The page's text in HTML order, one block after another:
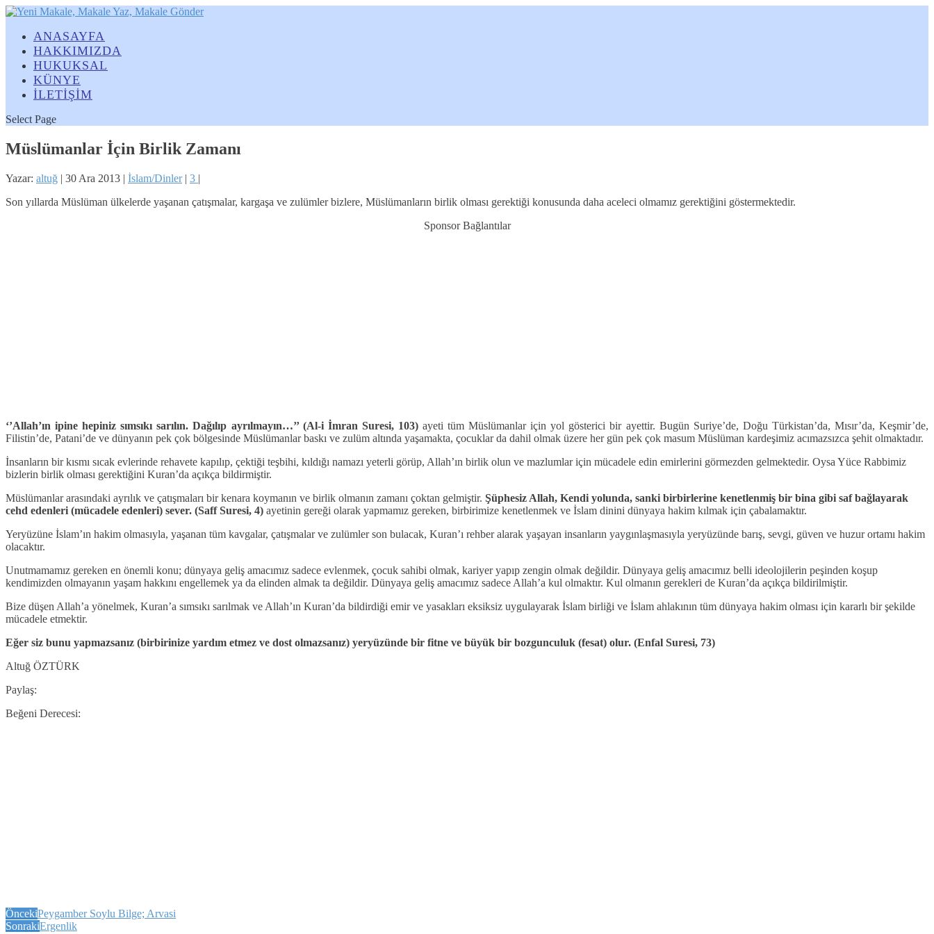
ANASAYFA
HAKKIMIZDA
HUKUKSAL
KÜNYE
İLETİŞİM
Select Page
Müslümanlar İçin Birlik Zamanı
Yazar: altuğ | 30 Ara 2013 | İslam/Dinler| 3 |
Son yıllarda Müslüman ülkelerde yaşanan çatışmalar, kargaşa ve zulümler bizlere, Müslümanların birlik olması gerektiği konusunda daha aceleci olmamız gerektiğini göstermektedir.
Sponsor Bağlantılar
‘’Allah’ın ipine hepiniz sımsıkı sarılın. Dağılıp ayrılmayın…’’ (Al-i İmran Suresi, 103)ayeti tüm Müslümanlar için yol gösterici bir ayettir. Bugün Suriye’de, Doğu Türkistan’da, Mısır’da, Keşmir’de,
Filistin’de, Patani’de ve dünyanın pek çok bölgesinde Müslümanlar baskı ve zulüm altında yaşamakta, çocuklar da dahil olmak üzere her gün pek çok masum Müslüman kardeşimiz acımazsızca şehit olmaktadır.
İnsanların bir kısmı sıcak evlerinde rehavete kapılıp, çektiği teşbihi, kıldığı namazı yeterli görüp, Allah’ın birlik olun ve mazlumlar için mücadele edin emirlerini görmezden gelmektedir. Oysa Yüce Rabbimiz
bizlerin birlik olması gerektiğini Kuran’da açıkça bildirmiştir.
Müslümanlar arasındaki ayrılık ve çatışmaları bir kenara koymanın ve birlik olmanın zamanı çoktan gelmiştir. Şüphesiz Allah, Kendi yolunda, sanki birbirlerine kenetlenmiş bir bina gibi saf bağlayarak
cehd edenleri (mücadele edenleri) sever. (Saff Suresi, 4) ayetinin gereği olarak yapmamız gereken, birbirimize kenetlenmek ve İslam dinini dünyaya hakim kılmak için çabalamaktır.
Yeryüzüne İslam’ın hakim olmasıyla, yaşanan tüm kavgalar, çatışmalar ve zulümler son bulacak, Kuran’ı rehber alarak yaşayan insanların yaygınlaşmasıyla yeryüzünde barış, sevgi, güven ve huzur ortamı hakim
olacaktır.
Unutmamamız gereken en önemli konu; dünyaya geliş amacımız sadece evlenmek, çocuk sahibi olmak, kariyer yapıp zengin olmak değildir. Dünyaya geliş amacımız belli ideolojilerin peşinden koşup
kendimizden olmayanın yaşam hakkını engellemek ya da elinden almak ta değildir. Dünyaya geliş amacımız sadece Allah’a kul olmaktır. Kul olmanın gerekleri de Kuran’da açıkça bildirilmiştir.
Bize düşen Allah’a yönelmek, Kuran’a sımsıkı sarılmak ve Allah’ın Kuran’da bildirdiği emir ve yasakları eksiksiz uygulayarak İslam birliği ve İslam ahlakının tüm dünyaya hakim olması için kararlı bir şekilde
mücadele etmektir.
Eğer siz bunu yapmazsanız (birbirinize yardım etmez ve dost olmazsanız) yeryüzünde bir fitne ve büyük bir bozgunculuk (fesat) olur. (Enfal Suresi, 73)
Altuğ ÖZTÜRK
Paylaş:
Beğeni Derecesi:
ÖncekiPeygamber Soylu Bilge; Arvasi
SonrakiErgenlik